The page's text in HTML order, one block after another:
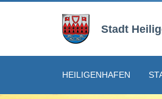
Stadt
HEILIGENHAFEN